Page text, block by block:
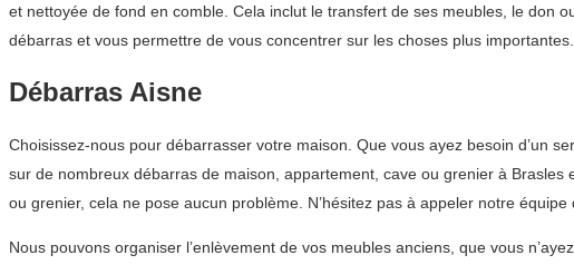
et nettoyée de fond en comble. Cela inclut le transfert de ses meubles, le don
débarras et vous permettre de vous concentrer sur les choses plus
Débarras Aisne
Choisissez-nous pour débarrasser votre maison. Que vous ayez besoin d’un
sur de nombreux débarras de maison, appartement, cave ou grenier à
ou grenier, cela ne pose aucun problème. N’hésitez pas à appeler notre
Nous pouvons organiser l’enlèvement de vos meubles anciens, que vous